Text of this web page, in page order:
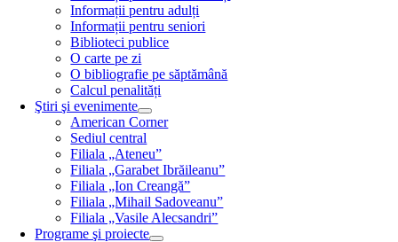
Informații pentru adulți
Informații pentru seniori
Biblioteci publice
O carte pe zi
O bibliografie pe săptămână
Calcul penalități
Ştiri şi evenimente
American Corner
Sediul central
Filiala „Ateneu”
Filiala „Garabet Ibrăileanu”
Filiala „Ion Creangă”
Filiala „Mihail Sadoveanu”
Filiala „Vasile Alecsandri”
Programe şi proiecte